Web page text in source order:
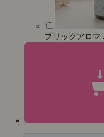
ブリックアロマ